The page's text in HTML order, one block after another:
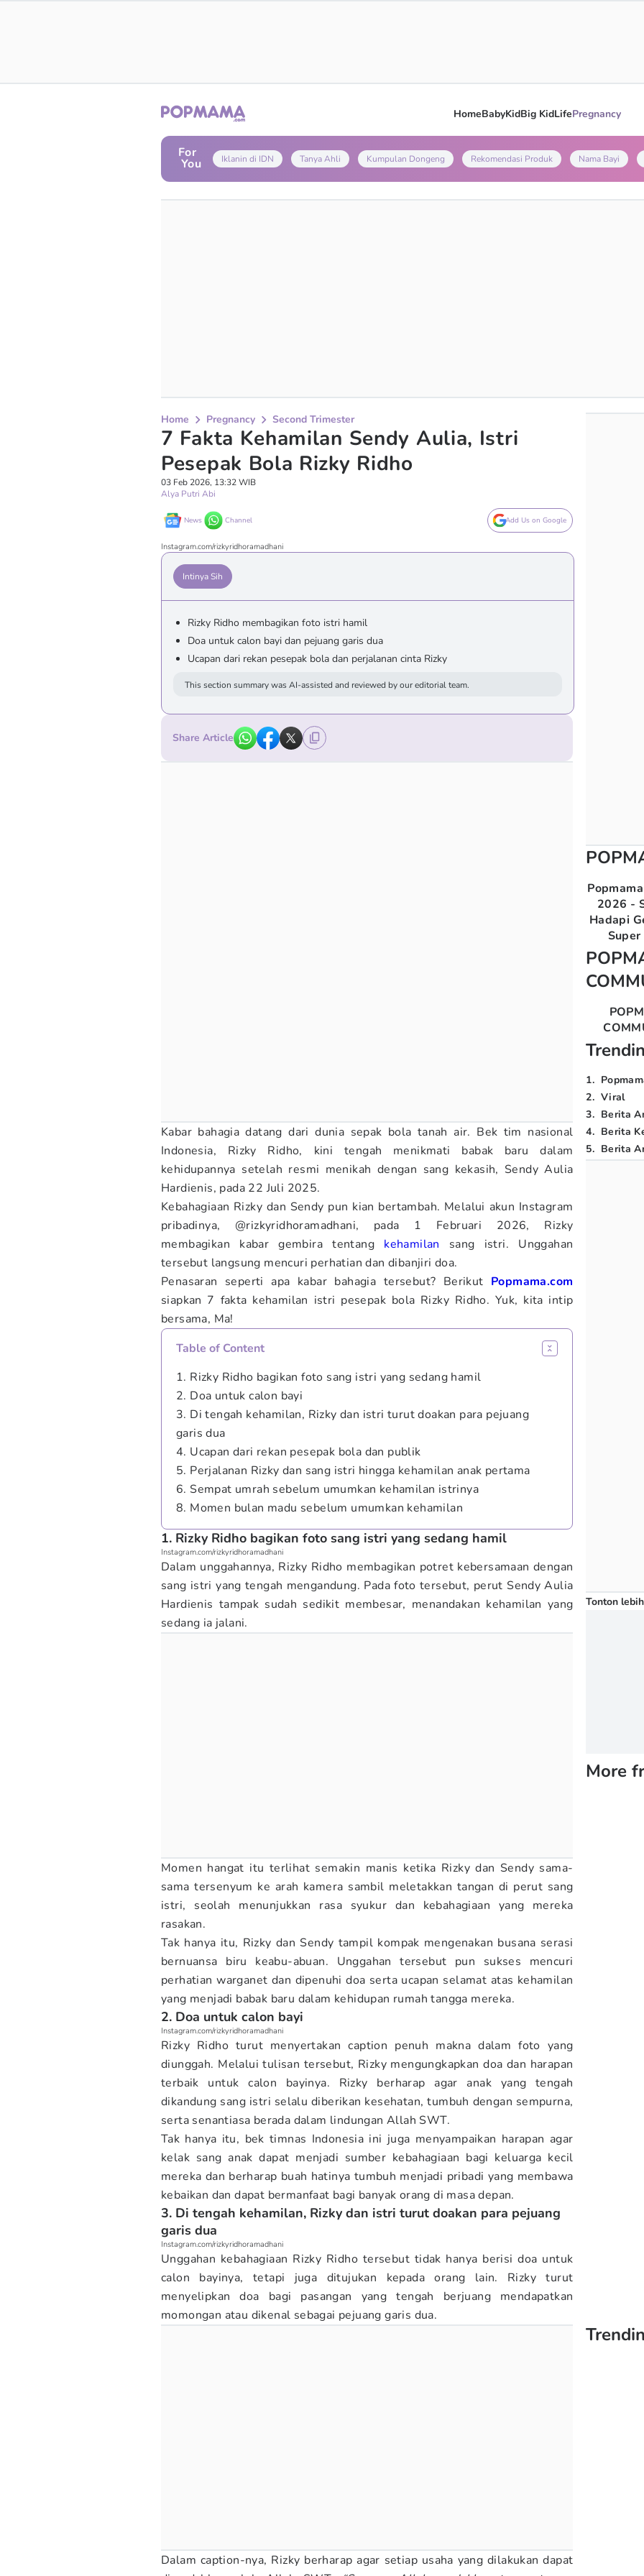
HomeBabyKidBig KidLifePregnancy
For
You Iklanin di IDN Tanya Ahli Kumpulan Dongeng Rekomendasi Produk Nama Bayi
Home Pregnancy Second Trimester
7 Fakta Kehamilan Sendy Aulia, Istri
Pesepak Bola Rizky Ridho
03 Feb 2026, 13:32 WIB
Alya Putri Abi
News Channel Add Us on Google
Instagram.com/rizkyridhoramadhani
Intinya Sih
Rizky Ridho membagikan foto istri hamil
Doa untuk calon bayi dan pejuang garis dua
Ucapan dari rekan pesepak bola dan perjalanan cinta Rizky
This section summary was AI-assisted and reviewed by our editorial team.
Share Article
Kabar bahagia datang dari dunia sepak bola tanah air. Bek tim nasional
Indonesia, Rizky Ridho, kini tengah menikmati babak baru dalam
kehidupannya setelah resmi menikah dengan sang kekasih, Sendy Aulia
Hardienis, pada 22 Juli 2025.
Kebahagiaan Rizky dan Sendy pun kian bertambah. Melalui akun Instagram
pribadinya, @rizkyridhoramadhani, pada 1 Februari 2026, Rizky
membagikan kabar gembira tentang kehamilan sang istri. Unggahan
tersebut langsung mencuri perhatian dan dibanjiri doa.
Penasaran seperti apa kabar bahagia tersebut? Berikut Popmama.com
siapkan 7 fakta kehamilan istri pesepak bola Rizky Ridho. Yuk, kita intip
bersama, Ma!
Table of Content
1. Rizky Ridho bagikan foto sang istri yang sedang hamil
2. Doa untuk calon bayi
3. Di tengah kehamilan, Rizky dan istri turut doakan para pejuang
garis dua
4. Ucapan dari rekan pesepak bola dan publik
5. Perjalanan Rizky dan sang istri hingga kehamilan anak pertama
6. Sempat umrah sebelum umumkan kehamilan istrinya
8. Momen bulan madu sebelum umumkan kehamilan
1. Rizky Ridho bagikan foto sang istri yang sedang hamil
Instagram.com/rizkyridhoramadhani
Dalam unggahannya, Rizky Ridho membagikan potret kebersamaan dengan
sang istri yang tengah mengandung. Pada foto tersebut, perut Sendy Aulia
Hardienis tampak sudah sedikit membesar, menandakan kehamilan yang
sedang ia jalani.
Momen hangat itu terlihat semakin manis ketika Rizky dan Sendy sama-
sama tersenyum ke arah kamera sambil meletakkan tangan di perut sang
istri, seolah menunjukkan rasa syukur dan kebahagiaan yang mereka
rasakan.
Tak hanya itu, Rizky dan Sendy tampil kompak mengenakan busana serasi
bernuansa biru keabu-abuan. Unggahan tersebut pun sukses mencuri
perhatian warganet dan dipenuhi doa serta ucapan selamat atas kehamilan
yang menjadi babak baru dalam kehidupan rumah tangga mereka.
2. Doa untuk calon bayi
Instagram.com/rizkyridhoramadhani
Rizky Ridho turut menyertakan caption penuh makna dalam foto yang
diunggah. Melalui tulisan tersebut, Rizky mengungkapkan doa dan harapan
terbaik untuk calon bayinya. Rizky berharap agar anak yang tengah
dikandung sang istri selalu diberikan kesehatan, tumbuh dengan sempurna,
serta senantiasa berada dalam lindungan Allah SWT.
Tak hanya itu, bek timnas Indonesia ini juga menyampaikan harapan agar
kelak sang anak dapat menjadi sumber kebahagiaan bagi keluarga kecil
mereka dan berharap buah hatinya tumbuh menjadi pribadi yang membawa
kebaikan dan dapat bermanfaat bagi banyak orang di masa depan.
3. Di tengah kehamilan, Rizky dan istri turut doakan para pejuang
garis dua
Instagram.com/rizkyridhoramadhani
Unggahan kebahagiaan Rizky Ridho tersebut tidak hanya berisi doa untuk
calon bayinya, tetapi juga ditujukan kepada orang lain. Rizky turut
menyelipkan doa bagi pasangan yang tengah berjuang mendapatkan
momongan atau dikenal sebagai pejuang garis dua.
Dalam caption-nya, Rizky berharap agar setiap usaha yang dilakukan dapat
2026 -
Hadapi
1.
2. Viral
3. Berita
4. Berita
5. Berita
Tonton
More